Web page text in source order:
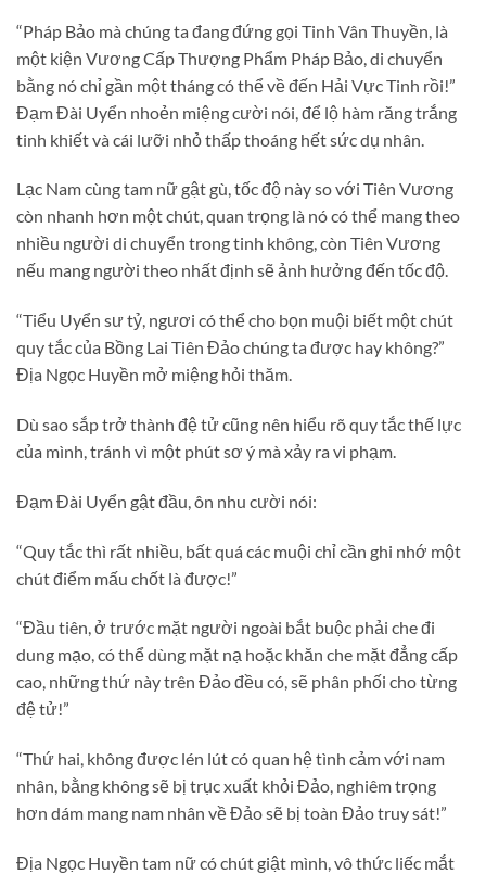
“Pháp Bảo mà chúng ta đang đứng gọi Tinh Vân Thuyền, là
một kiện Vương Cấp Thượng Phẩm Pháp Bảo, di chuyển
bằng nó chỉ gần một tháng có thể về đến Hải Vực Tinh rồi!”
Đạm Đài Uyển nhoẻn miệng cười nói, để lộ hàm răng trắng
tinh khiết và cái lưỡi nhỏ thấp thoáng hết sức dụ nhân.
Lạc Nam cùng tam nữ gật gù, tốc độ này so với Tiên Vương
còn nhanh hơn một chút, quan trọng là nó có thể mang theo
nhiều người di chuyển trong tinh không, còn Tiên Vương
nếu mang người theo nhất định sẽ ảnh hưởng đến tốc độ.
“Tiểu Uyển sư tỷ, ngươi có thể cho bọn muội biết một chút
quy tắc của Bồng Lai Tiên Đảo chúng ta được hay không?”
Địa Ngọc Huyền mở miệng hỏi thăm.
Dù sao sắp trở thành đệ tử cũng nên hiểu rõ quy tắc thế lực
của mình, tránh vì một phút sơ ý mà xảy ra vi phạm.
Đạm Đài Uyển gật đầu, ôn nhu cười nói:
“Quy tắc thì rất nhiều, bất quá các muội chỉ cần ghi nhớ một
chút điểm mấu chốt là được!”
“Đầu tiên, ở trước mặt người ngoài bắt buộc phải che đi
dung mạo, có thể dùng mặt nạ hoặc khăn che mặt đẳng cấp
cao, những thứ này trên Đảo đều có, sẽ phân phối cho từng
đệ tử!”
“Thứ hai, không được lén lút có quan hệ tình cảm với nam
nhân, bằng không sẽ bị trục xuất khỏi Đảo, nghiêm trọng
hơn dám mang nam nhân về Đảo sẽ bị toàn Đảo truy sát!”
Địa Ngọc Huyền tam nữ có chút giật mình, vô thức liếc mắt